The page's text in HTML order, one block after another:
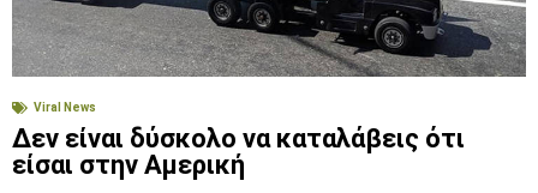
Viral News
Δεν είναι δύσκολο να καταλάβεις ότι
είσαι στην Αμερική